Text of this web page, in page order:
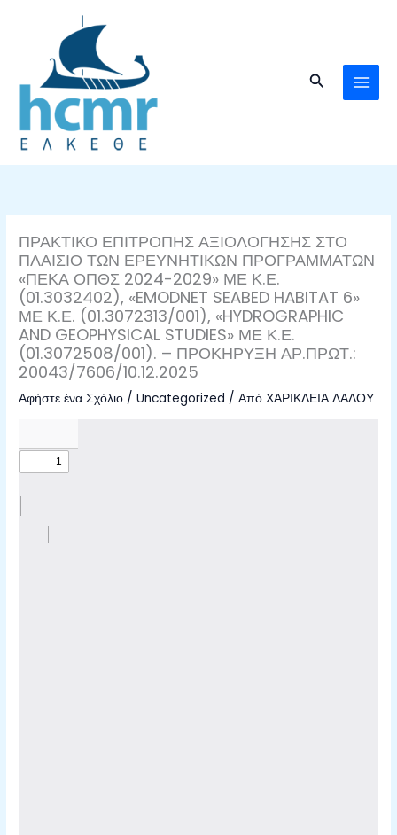
περιεχόμενο
Αναζήτηση
ΠΡΑΚΤΙΚΟ ΕΠΙΤΡΟΠΗΣ ΑΞΙΟΛΟΓΗΣΗΣ ΣΤΟ
ΠΛΑΙΣΙΟ ΤΩΝ ΕΡΕΥΝΗΤΙΚΩΝ ΠΡΟΓΡΑΜΜΑΤΩΝ
«ΠΕΚΑ ΟΠΘΣ 2024-2029» ΜΕ Κ.Ε.
(01.3032402), «EMODNET SEABED HABITAT 6»
ΜΕ Κ.Ε. (01.3072313/001), «HYDROGRAPHIC
AND GEOPHYSICAL STUDIES» ΜΕ Κ.Ε.
(01.3072508/001). – ΠΡΟΚΗΡΥΞΗ ΑΡ.ΠΡΩΤ.:
20043/7606/10.12.2025
Αφήστε ένα Σχόλιο /Uncategorized / ΑπόΧΑΡΙΚΛΕΙΑ ΛΑΛΟΥ